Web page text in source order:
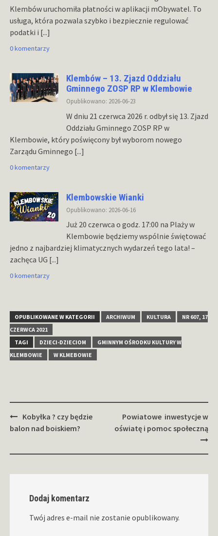
Klembów uruchomiła płatności w aplikacji mObywatel. To
usługa, która pozwala szybko i bezpiecznie regulować
podatki i [...]
0 komentarzy
Klembów – 13. Zjazd Oddziału
Gminnego ZOSP RP w Klembowie
Opublikowano: 2026-06-23
W dniu 21 czerwca 2026 r. odbył się 13. Zjazd
Oddziału Gminnego ZOSP RP w
Klembowie, który poświęcony był wyborom nowego
Zarządu Gminnego [...]
0 komentarzy
Klembowskie Wianki
Opublikowano: 2026-06-16
Już 20 czerwca o godz. 17:00 na Plaży w
Klembowie będziemy wspólnie świętować
jedno z najbardziej klimatycznych wydarzeń tego lata! –
zachęca UG [...]
0 komentarzy
OPUBLIKOWANE W KATEGORII ARCHIWUM KULTURA
NR 607, 17
CZERWCA 2021
TAGI
DZIECI-DZIECIOM
GMINNYM OŚRODKU KULTURY W
KLEMBOWIE
W KLMEBOWIE
Zobacz
wpisy
Kobyłka ? czy będzie
balon nad boiskiem?
Powiatowe inwestycje w
oświatę i pomoc społeczną
Dodaj komentarz
Twój adres e-mail nie zostanie opublikowany.